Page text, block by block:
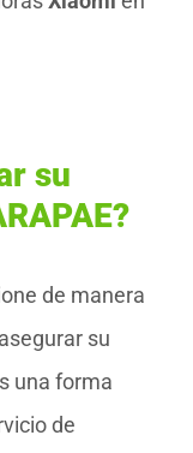
su
de manera
su
una forma
de